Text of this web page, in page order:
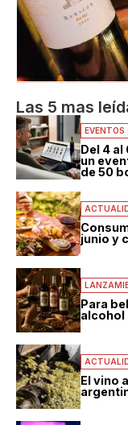
Las 5 mas
EVENTOS
Del 4
un
de 50
junio y
Para
alcohol
El vino